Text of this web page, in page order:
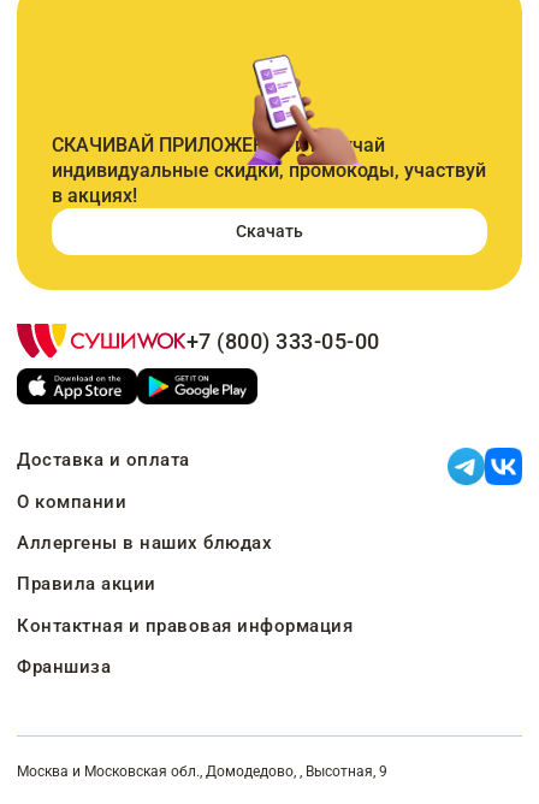
СКАЧИВАЙ ПРИЛОЖЕНИЕ и получай
индивидуальные скидки, промокоды, участвуй
в акциях!
Скачать
+7 (800) 333-05-00
Доставка и оплата
О компании
Аллергены в наших блюдах
Правила акции
Контактная и правовая информация
Франшиза
Москва и Московская обл., Домодедово, , Высотная, 9